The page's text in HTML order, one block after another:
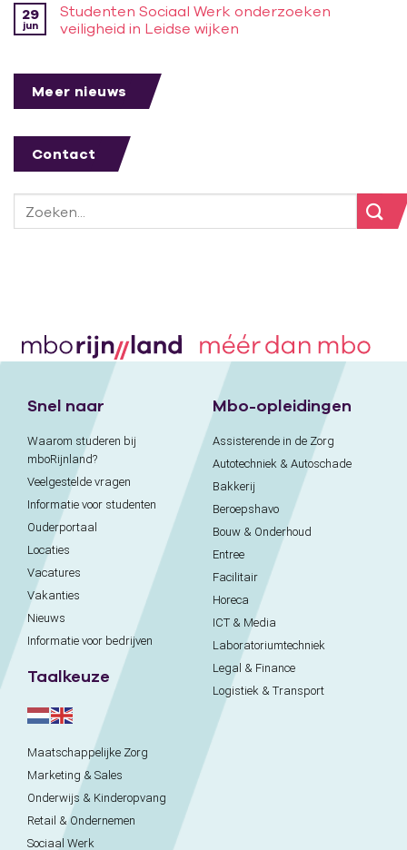
29
jun
Studenten Sociaal Werk onderzoeken
veiligheid in Leidse wijken
Meer nieuws
Contact
Snel naar
Waarom studeren bij
mboRijnland?
Veelgestelde vragen
Informatie voor studenten
Ouderportaal
Locaties
Vacatures
Vakanties
Nieuws
Informatie voor bedrijven
Taalkeuze
Mbo-opleidingen
Assisterende in de Zorg
Autotechniek & Autoschade
Bakkerij
Beroepshavo
Bouw & Onderhoud
Entree
Facilitair
Horeca
ICT & Media
Laboratoriumtechniek
Legal & Finance
Logistiek & Transport
Maatschappelijke Zorg
Marketing & Sales
Onderwijs & Kinderopvang
Retail & Ondernemen
Sociaal Werk